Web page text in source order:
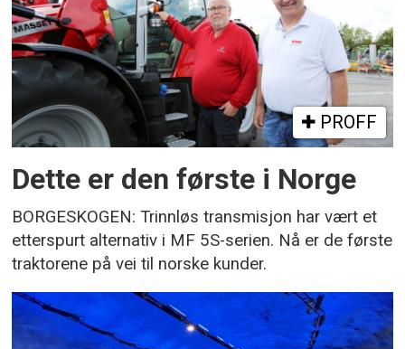
PROFF
Dette er den første i Norge
BORGESKOGEN: Trinnløs transmisjon har vært et
etterspurt alternativ i MF 5S-serien. Nå er de første
traktorene på vei til norske kunder.